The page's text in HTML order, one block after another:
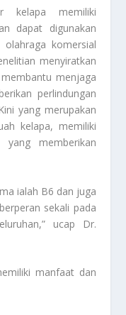
kelapa memiliki
dapat digunakan
komersial
menyiratkan
menjaga
perlindungan
yang merupakan
kelapa, memiliki
memberikan
ialah B6 dan juga
sekali pada
ucap Dr.
manfaat dan